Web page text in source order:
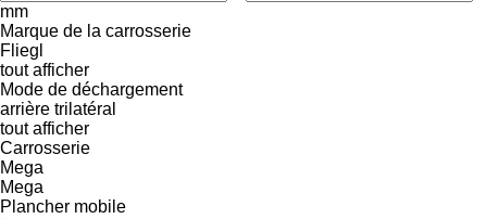
mm
Marque de la carrosserie
Fliegl
tout afficher
Mode de déchargement
arrière trilatéral
tout afficher
Carrosserie
Mega
Mega
Plancher mobile